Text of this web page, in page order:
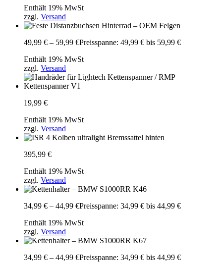
Enthält 19% MwSt
zzgl. Versand
49,99 € – 59,99 €Preisspanne: 49,99 € bis 59,99 €
Enthält 19% MwSt
zzgl. Versand
19,99 €
Enthält 19% MwSt
zzgl. Versand
395,99 €
Enthält 19% MwSt
zzgl. Versand
34,99 € – 44,99 €Preisspanne: 34,99 € bis 44,99 €
Enthält 19% MwSt
zzgl. Versand
34,99 € – 44,99 €Preisspanne: 34,99 € bis 44,99 €